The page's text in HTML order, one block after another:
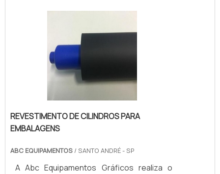
apresente problemas
também vários outros tipos de borrachas
para outras aplicações, como: A neoprene;
A natural; A nitrílica.SAIBA MAIS SOBRE O
REVESTIMENTO DE CILINDROS PARA
PUXADORES COM CANAIS DE
que podem aparecer durante os seis
primeiros meses de utilização, e não pela
material. Solicite agora mesmo uma
cotação pelo portal Soluções Industriais....
REVESTIMENTO DE CILINDROS PARA
EMBALAGENS
ABC EQUIPAMENTOS / SANTO ANDRÉ - SP
A Abc Equipamentos Gráficos realiza o